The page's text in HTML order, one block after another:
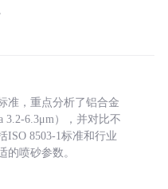
准，重点分析了铝合金
3.2-6.3μm），并对比不
ISO 8503-1标准和行业
的喷砂参数。